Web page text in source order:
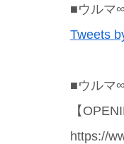
■ウルマ
Tweets
■ウルマ
【
https://